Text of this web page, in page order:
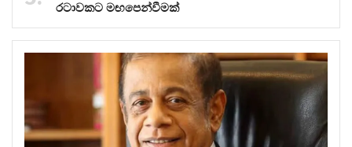
රටාවකට මඟපෙන්වීමක්